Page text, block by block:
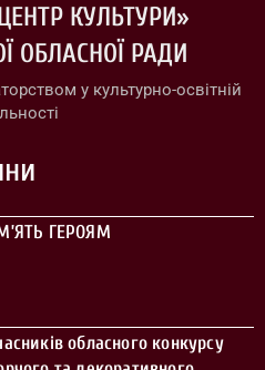
КУЛЬТУРИ»
ОБЛАСНОЇ РАДИ
у культурно-освітній
ГЕРОЯМ
обласного конкурсу